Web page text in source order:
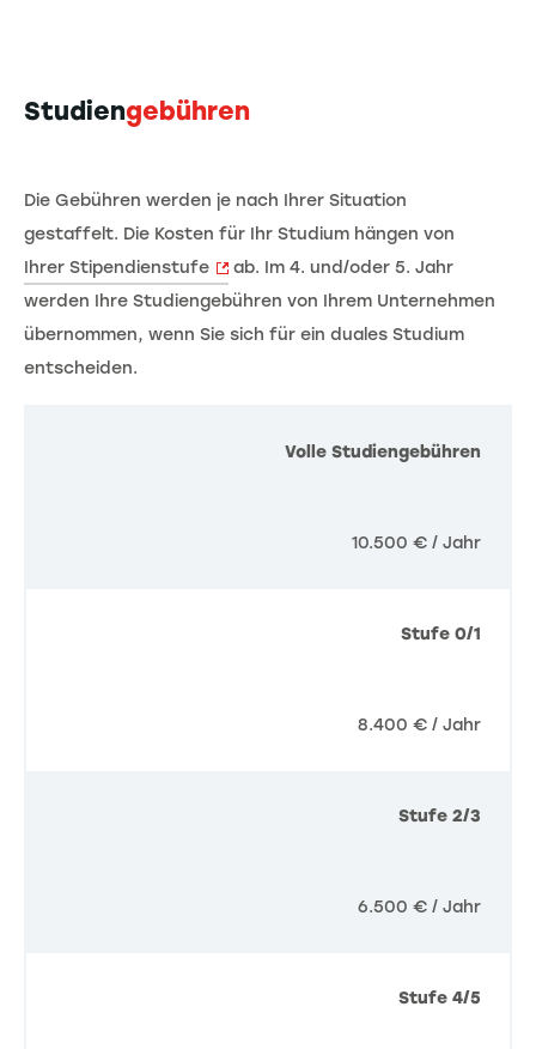
Studiengebühren
Die Gebühren werden je nach Ihrer Situation
gestaffelt. Die Kosten für Ihr Studium hängen von
Ihrer Stipendienstufe
ab. Im 4. und/oder 5. Jahr
werden Ihre Studiengebühren von Ihrem Unternehmen
übernommen, wenn Sie sich für ein duales Studium
entscheiden.
Volle Studiengebühren
10.500 € / Jahr
Stufe 0/1
8.400 € / Jahr
Stufe 2/3
6.500 € / Jahr
Stufe 4/5